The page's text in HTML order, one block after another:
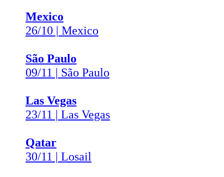
Mexico
26/10 | Mexico
São Paulo
09/11 | São Paulo
Las Vegas
23/11 | Las Vegas
Qatar
30/11 | Losail